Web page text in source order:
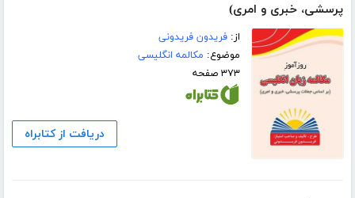
پرسشی، خبری و امری)
از:فریدون فریدونی
موضوع: مکالمه انگلیسی
۳۷۳ صفحه
دریافت از کتابراه